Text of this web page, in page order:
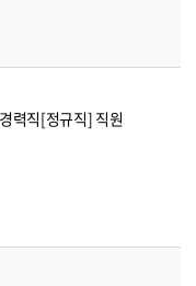
력직[정규직] 직원